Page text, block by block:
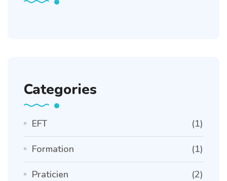
Categories
EFT (1)
Formation (1)
Praticien (2)